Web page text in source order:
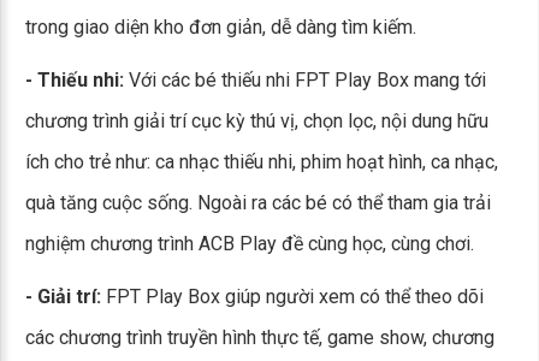
trong giao diện kho đơn giản, dễ dàng tìm kiếm.
- Thiếu nhi: Với các bé thiếu nhi FPT Play Box mang tới
chương trình giải trí cục kỳ thú vị, chọn lọc, nội dung hữu
ích cho trẻ như: ca nhạc thiếu nhi, phim hoạt hình, ca nhạc,
quà tăng cuộc sống. Ngoài ra các bé có thể tham gia trải
nghiệm chương trình ACB Play đề cùng học, cùng chơi.
- Giải trí: FPT Play Box giúp người xem có thể theo dõi
các chương trình truyền hình thực tế, game show, chương